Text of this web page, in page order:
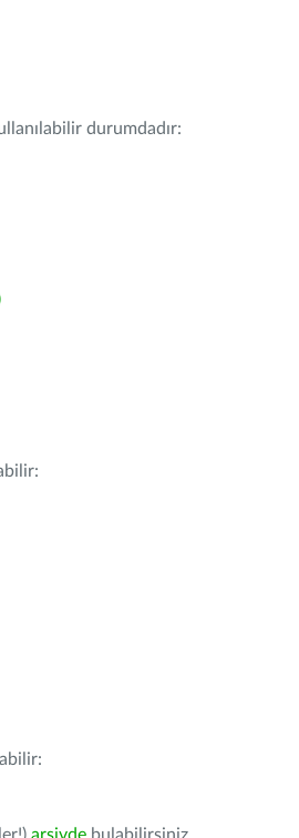
durumdadır: